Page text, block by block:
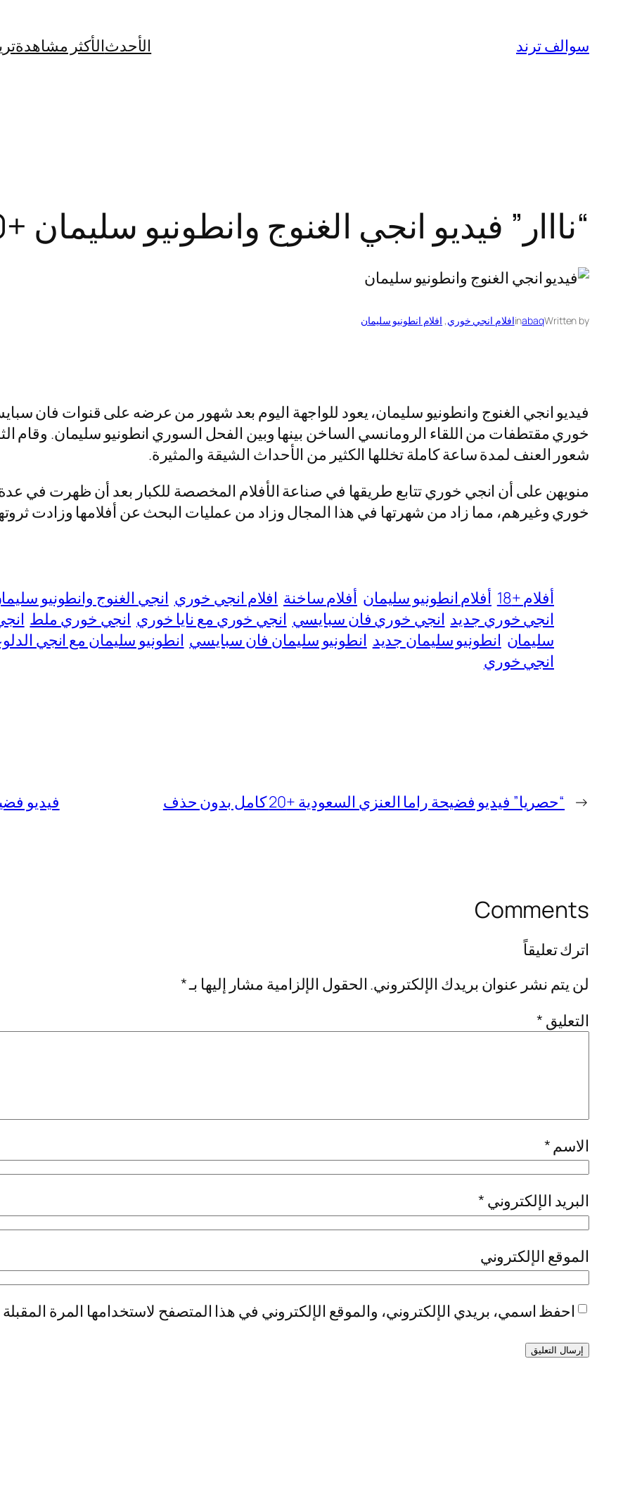
المحتوى
سوالف ترند الأحدثالأكثر مشاهدة
“نااار” فيديو انجي الغنوج وانطونيو سليمان +20 كامل بدون حذف
Written by
abaq
inافلام انجي خوري, افلام انطونيو سليمان
فيديو انجي الغنوج وانطونيو سليمان، يعود للواجهة اليوم بعد شهور من عرضه على قنوات فان
خوري مقتطفات من اللقاء الرومانسي الساخن بينها وبين الفحل السوري انطونيو سليمان. وقام
شعور العنف لمدة ساعة كاملة تخللها الكثير من الأحداث الشيقة والمثيرة.
منويهن على أن انجي خوري تتابع طريقها في صناعة الأفلام المخصصة للكبار بعد أن ظهرت في
خوري وغيرهم، مما زاد من شهرتها في هذا المجال وزاد من عمليات البحث عن أفلامها وزادت ثروتها 200 الف دولار خلال شهر واحد
أفلام +18 أفلام انطونيو سليمان أفلام ساخنة افلام انجي خوري انجي الغنوج وانطونيو
انجي خوري جديد انجي خوري فان سبايسي انجي خوري مع نايا خوري انجي خوري ملط
سليمان انطونيو سليمان جديد انطونيو سليمان فان سبايسي انطونيو سليمان مع انجي
انجي خوري
← “حصريا” فيديو فضيحة راما العنزي السعودية +20 كامل بدون حذف فيديو فضيحة
Comments
اترك تعليقاً
لن يتم نشر عنوان بريدك الإلكتروني. الحقول الإلزامية مشار إليها بـ*
التعليق *
الاسم *
البريد الإلكتروني *
الموقع الإلكتروني
احفظ اسمي، بريدي الإلكتروني، والموقع الإلكتروني في هذا المتصفح لاستخدامها المرة